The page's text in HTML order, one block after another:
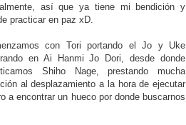
así que ya tiene mi bendición y
practicar en paz xD.
con Tori portando el Jo y Uke
en Ai Hanmi Jo Dori, desde donde
Shiho Nage, prestando mucha
al desplazamiento a la hora de ejecutar
a encontrar un hueco por donde buscarnos